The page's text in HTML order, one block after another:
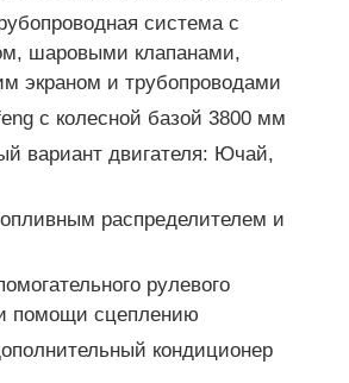
система с
шаровыми клапанами,
экраном и трубопроводами
с колесной базой 3800 мм
вариант двигателя: Ючай,
распределителем и
рулевого
помощи сцеплению
кондиционер